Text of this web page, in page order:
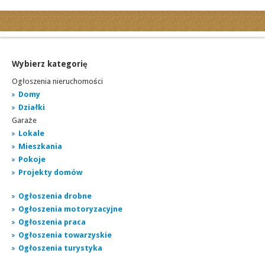
Ogłoszenia motoryzacyjne
Ogłoszenia nieruchomości
Ogłoszenia praca
Ogłoszenia turystyka
Regiony
miasta...
Wybierz kategorię
Ogłoszenia nieruchomości
Domy
Działki
Garaże
Lokale
Mieszkania
Pokoje
Projekty domów
Ogłoszenia drobne
Ogłoszenia motoryzacyjne
Ogłoszenia praca
Ogłoszenia towarzyskie
Ogłoszenia turystyka